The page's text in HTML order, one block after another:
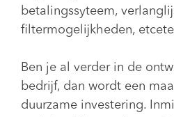
betalingssyteem,
filtermogelijkheden,
Ben je al verder in de
bedrijf, dan wordt een
duurzame investering.